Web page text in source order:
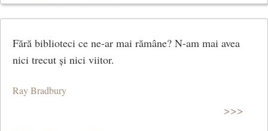
Fără biblioteci ce ne-ar mai rămâne? N-am mai avea
nici trecut și nici viitor.
Ray Bradbury
>>>